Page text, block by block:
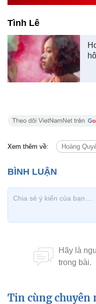
Tình Lê
Xem thêm về: Hoàng
Tin cùng chuyên